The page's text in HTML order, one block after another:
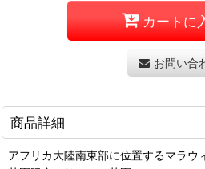
カートに
お問い合
商品詳細
アフリカ大陸南東部に位置するマラウ